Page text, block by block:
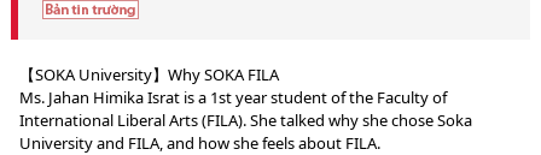
【SOKA University】Why SOKA FILA
Ms. Jahan Himika Israt is a 1st year student of the Faculty of
International Liberal Arts (FILA). She talked why she chose Soka
University and FILA, and how she feels about FILA.